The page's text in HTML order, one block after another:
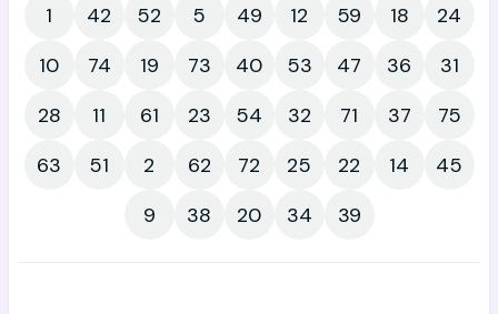
1
42 52 5 49 12 59 18
24
10
74 19 73 40 53 47 36
31
28
11 61 23 54 32 71 37
75
63
51 2 62 72 25 22 14
45
9
38 20 34 39